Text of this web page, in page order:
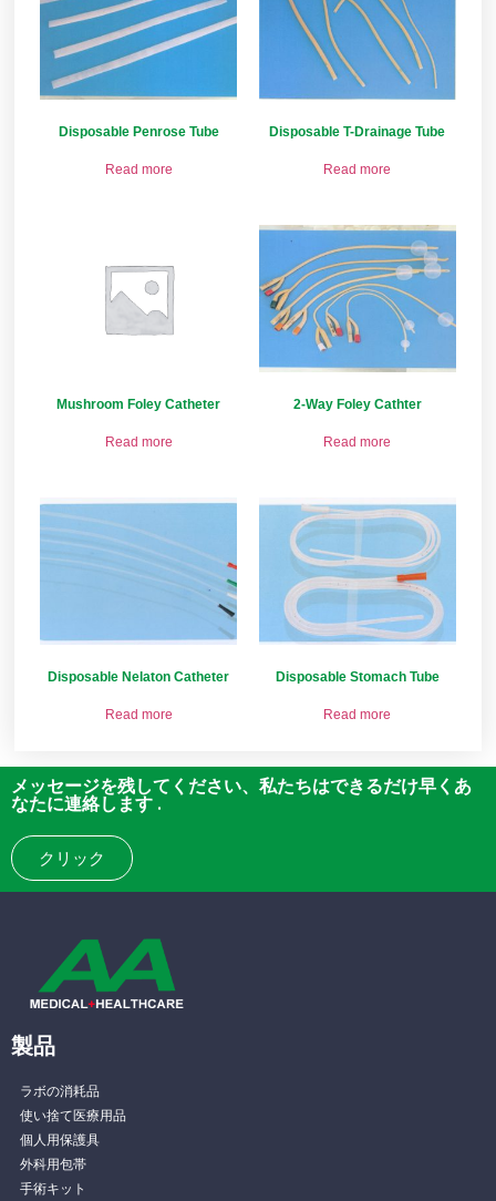
Disposable Penrose Tube
Read more
Disposable T-Drainage Tube
Read more
Mushroom Foley Catheter
Read more
2-Way Foley Cathter
Read more
Disposable Nelaton Catheter
Read more
Disposable Stomach Tube
Read more
メッセージを残してください、私たちはできるだけ早くあ
なたに連絡します .
クリック
製品
ラボの消耗品
使い捨て医療用品
個人用保護具
外科用包帯
手術キット